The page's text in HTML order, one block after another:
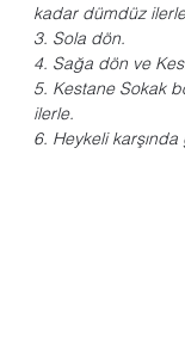
kadar dümdüz
3. Sola dön.
4. Sağa dön ve
5. Kestane Sokak
ilerle.
6. Heykeli